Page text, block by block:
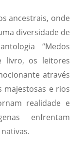
ancestrais, onde
diversidade de
“Medos
livro, os leitores
através
majestosas e rios
realidade e
enfrentam